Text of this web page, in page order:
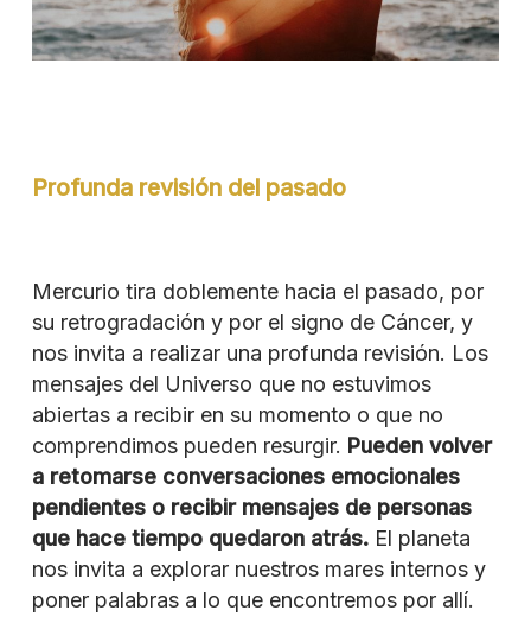
Profunda revisión del pasado
Mercurio tira doblemente hacia el pasado, por
su retrogradación y por el signo de Cáncer, y
nos invita a realizar una profunda revisión. Los
mensajes del Universo que no estuvimos
abiertas a recibir en su momento o que no
comprendimos pueden resurgir. Pueden volver
a retomarse conversaciones emocionales
pendientes o recibir mensajes de personas
que hace tiempo quedaron atrás.El planeta
nos invita a explorar nuestros mares internos y
poner palabras a lo que encontremos por allí.